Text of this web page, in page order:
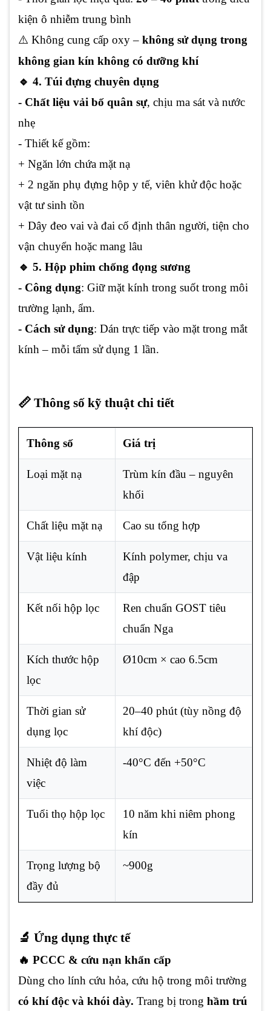
kiện ô nhiễm trung bình
⚠️ Không cung cấp oxy – không sử dụng trong
không gian kín không có dưỡng khí
🔹 4. Túi đựng chuyên dụng
- Chất liệu vải bố quân sự, chịu ma sát và nước
nhẹ
- Thiết kế gồm:
+ Ngăn lớn chứa mặt nạ
+ 2 ngăn phụ đựng hộp y tế, viên khử độc hoặc
vật tư sinh tồn
+ Dây đeo vai và đai cố định thân người, tiện cho
vận chuyển hoặc mang lâu
🔹 5. Hộp phim chống đọng sương
- Công dụng: Giữ mặt kính trong suốt trong môi
trường lạnh, ẩm.
- Cách sử dụng: Dán trực tiếp vào mặt trong mắt
kính – mỗi tấm sử dụng 1 lần.
📏 Thông số kỹ thuật chi tiết
Thông số Giá trị
Loại mặt nạ
Trùm kín đầu – nguyên
khối
Chất liệu mặt nạ Cao su tổng hợp
Vật liệu kính
Kính polymer, chịu va
đập
Kết nối hộp lọc
Ren chuẩn GOST tiêu
chuẩn Nga
Kích thước hộp
lọc
Ø10cm × cao 6.5cm
Thời gian sử
dụng lọc
20–40 phút (tùy nồng độ
khí độc)
Nhiệt độ làm
việc
-40°C đến +50°C
Tuổi thọ hộp lọc
10 năm khi niêm phong
kín
Trọng lượng bộ
đầy đủ
~900g
🔬 Ứng dụng thực tế
🔥 PCCC & cứu nạn khẩn cấp
Dùng cho lính cứu hỏa, cứu hộ trong môi trường
có khí độc và khói dày. Trang bị trong hầm trú